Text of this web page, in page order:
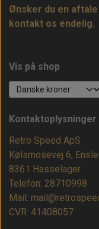
Ønsker du en
kontakt os endelig.
Vis på shop
Kontaktoplysninger
Retro Speed ApS
Kølsmosevej 6,
8361 Hasselager
Telefon: 28710998
Mail:
CVR: 41408057